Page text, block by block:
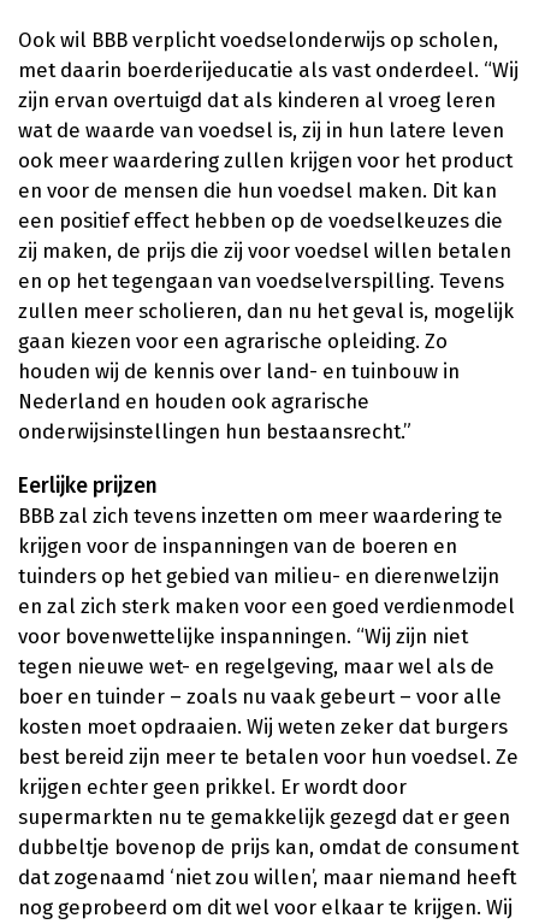
Ook wil BBB verplicht voedselonderwijs op scholen,
met daarin boerderijeducatie als vast onderdeel. “Wij
zijn ervan overtuigd dat als kinderen al vroeg leren
wat de waarde van voedsel is, zij in hun latere leven
ook meer waardering zullen krijgen voor het product
en voor de mensen die hun voedsel maken. Dit kan
een positief effect hebben op de voedselkeuzes die
zij maken, de prijs die zij voor voedsel willen betalen
en op het tegengaan van voedselverspilling. Tevens
zullen meer scholieren, dan nu het geval is, mogelijk
gaan kiezen voor een agrarische opleiding. Zo
houden wij de kennis over land- en tuinbouw in
Nederland en houden ook agrarische
onderwijsinstellingen hun bestaansrecht.”
Eerlijke prijzen
BBB zal zich tevens inzetten om meer waardering te
krijgen voor de inspanningen van de boeren en
tuinders op het gebied van milieu- en dierenwelzijn
en zal zich sterk maken voor een goed verdienmodel
voor bovenwettelijke inspanningen. “Wij zijn niet
tegen nieuwe wet- en regelgeving, maar wel als de
boer en tuinder – zoals nu vaak gebeurt – voor alle
kosten moet opdraaien. Wij weten zeker dat burgers
best bereid zijn meer te betalen voor hun voedsel. Ze
krijgen echter geen prikkel. Er wordt door
supermarkten nu te gemakkelijk gezegd dat er geen
dubbeltje bovenop de prijs kan, omdat de consument
dat zogenaamd ‘niet zou willen’, maar niemand heeft
nog geprobeerd om dit wel voor elkaar te krijgen. Wij